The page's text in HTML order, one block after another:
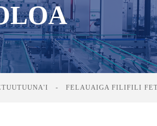
FELAUAIGA FILIFILI